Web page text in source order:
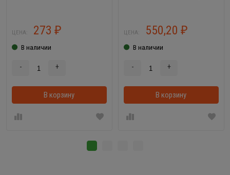
ЦЕНА: 273 ₽
В наличии
- +
В корзину В корзинке
ЦЕНА: 550,20 ₽
В наличии
- +
В корзину